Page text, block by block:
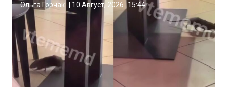
Ольга Горчак 10 Август, 2026 15:44